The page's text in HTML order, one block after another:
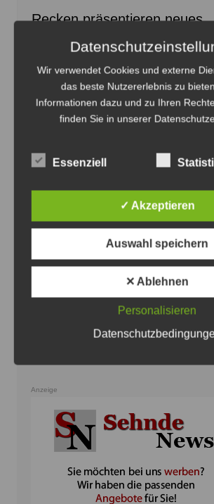
Recken präsentieren neues
Anzeige
Anzeige
Wir verwendet Cookies und externe
das beste Nutzererlebnis zu
Informationen dazu und zu Ihren
finden Sie in unserer
Essenziell
✓ Akzeptieren
Auswahl speichern
✕ Ablehnen
Personalisieren